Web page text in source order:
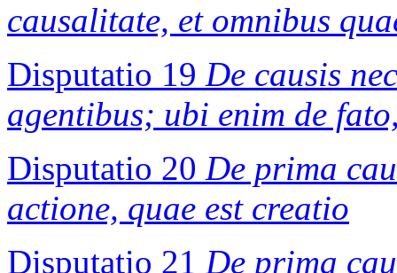
causalitate, et omnibus
Disputatio 19 De causis
agentibus; ubi enim de
Disputatio 20 De prima
actione, quae est creatio
Disputatio 21 De prima